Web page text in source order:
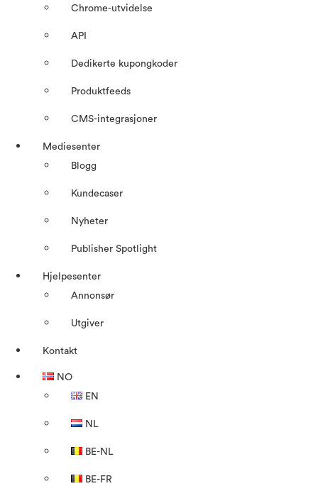
Chrome-utvidelse
API
Dedikerte kupongkoder
Produktfeeds
CMS-integrasjoner
Mediesenter
Blogg
Kundecaser
Nyheter
Publisher Spotlight
Hjelpesenter
Annonsør
Utgiver
Kontakt
NO
EN
NL
BE-NL
BE-FR